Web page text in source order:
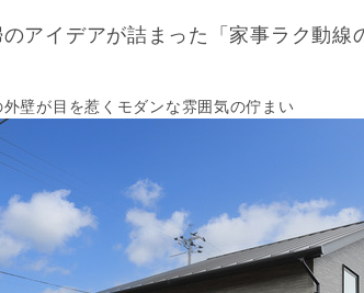
アイデアが詰まった「家事ラク動線
壁が目を惹くモダンな雰囲気の佇まい